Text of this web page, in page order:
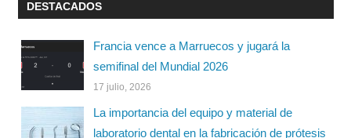
DESTACADOS
Francia vence a Marruecos y jugará la
semifinal del Mundial 2026
17 julio, 2026
La importancia del equipo y material de
laboratorio dental en la fabricación de prótesis